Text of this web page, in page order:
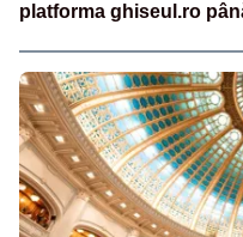
platforma ghiseul.ro